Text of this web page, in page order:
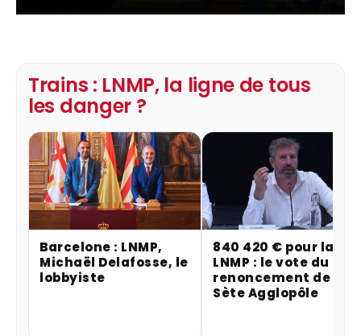
Trains : LNMP, la ligne de tous
les danger ?
Barcelone : LNMP,
Michaël Delafosse, le
lobbyiste
840 420 € pour la
LNMP : le vote du
renoncement de
Sète Agglopôle